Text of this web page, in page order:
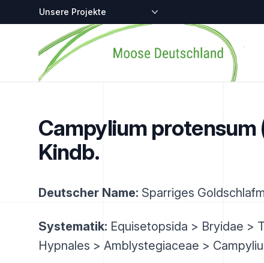
Zentralstellen-Projekte
Startseite
Campylium protensum
Kindb.
Deutscher Name: Sparriges
Systematik: Equisetopsida > Bryidae >
Hypnales > Amblystegiaceae >